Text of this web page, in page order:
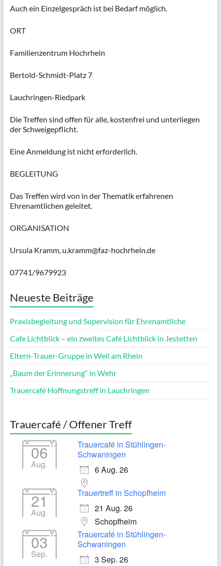
Auch ein Einzelgespräch ist bei Bedarf möglich.
ORT
Familienzentrum Hochrhein
Bertold-Schmidt-Platz 7
Lauchringen-Riedpark
Die Treffen sind offen für alle, kostenfrei und unterliegen
der Schweigepflicht.
Eine Anmeldung ist nicht erforderlich.
BEGLEITUNG
Das Treffen wird von in der Thematik erfahrenen
Ehrenamtlichen geleitet.
ORGANISATION
Ursula Kramm, u.kramm@faz-hochrhein.de
07741/9679923
Neueste Beiträge
Praxisbegleitung und Supervision für Ehrenamtliche
Cafe Lichtblick – ein zweites Café Lichtblick in Jestetten
Eltern-Trauer-Gruppe in Weil am Rhein
„Baum der Erinnerung“ in Wehr
Trauercafé Hoffnungstreff in Lauchringen
Trauercafé / Offener Treff
06
Aug.
Trauercafé in Stühlingen-
Schwaningen
6 Aug. 26
21
Aug.
Trauertreff in Schopfheim
21 Aug. 26
Schopfheim
03
Sep.
Trauercafé in Stühlingen-
Schwaningen
3 Sep. 26